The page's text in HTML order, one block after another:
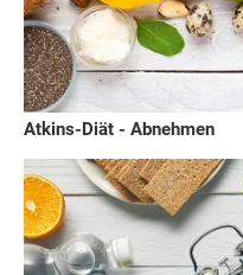
Atkins-Diät - Abnehmen